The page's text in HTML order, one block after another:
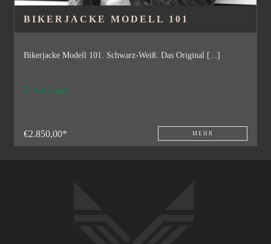
BIKERJACKE MODELL 101
Bikerjacke Modell 101. Schwarz-Weiß. Das Original [...]
Auf Lager
€2.850,00* MEHR